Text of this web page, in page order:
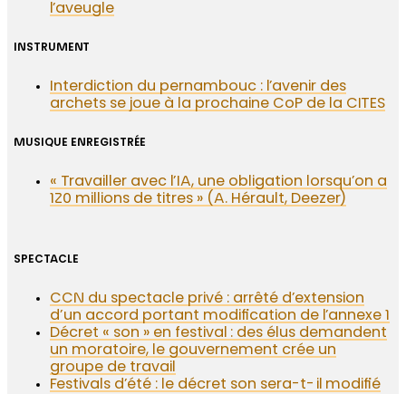
l’aveugle
INSTRUMENT
Interdiction du pernambouc : l’avenir des
archets se joue à la prochaine CoP de la CITES
MUSIQUE ENREGISTRÉE
« Travailler avec l’IA, une obligation lorsqu’on a
120 millions de titres » (A. Hérault, Deezer)
SPECTACLE
CCN du spectacle privé : arrêté d’extension
d’un accord portant modification de l’annexe 1
Décret « son » en festival : des élus demandent
un moratoire, le gouvernement crée un
groupe de travail
Festivals d’été : le décret son sera-t-il modifié